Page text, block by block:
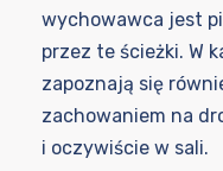
wychowawca jest
przez te ścieżki. W
zapoznają się
zachowaniem na
i oczywiście w sali.